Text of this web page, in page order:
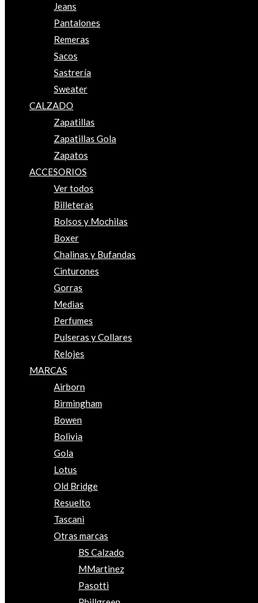
Jeans
Pantalones
Remeras
Sacos
Sastrería
Sweater
CALZADO
Zapatillas
Zapatillas Gola
Zapatos
ACCESORIOS
Ver todos
Billeteras
Bolsos y Mochilas
Boxer
Chalinas y Bufandas
Cinturones
Gorras
Medias
Perfumes
Pulseras y Collares
Relojes
MARCAS
Airborn
Birmingham
Bowen
Bolivia
Gola
Lotus
Old Bridge
Resuelto
Tascani
Otras marcas
BS Calzado
MMartinez
Pasotti